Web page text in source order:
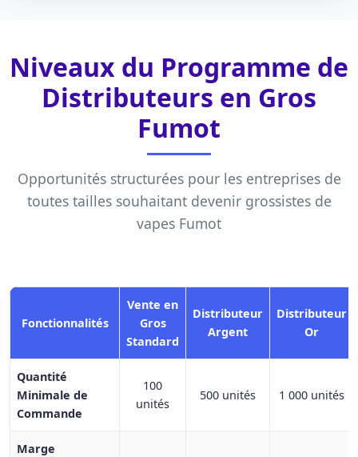
Niveaux du Programme de
Distributeurs en Gros
Fumot
Opportunités structurées pour les entreprises de
toutes tailles souhaitant devenir grossistes de
vapes Fumot
Fonctionnalités
Vente en
Gros
Standard
Distributeur
Argent
Distributeur
Or
Quantité
Minimale de
Commande
100
unités
500 unités 1 000 unités
Marge